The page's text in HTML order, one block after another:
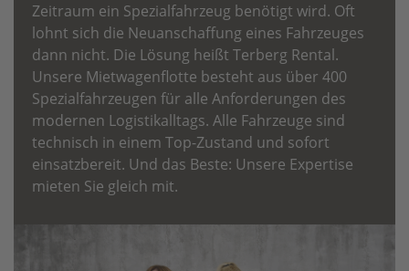
Zeitraum ein Spezialfahrzeug benötigt wird. Oft
lohnt sich die Neuanschaffung eines Fahrzeuges
dann nicht. Die Lösung heißt Terberg Rental.
Unsere Mietwagenflotte besteht aus über 400
Spezialfahrzeugen für alle Anforderungen des
modernen Logistikalltags. Alle Fahrzeuge sind
technisch in einem Top-Zustand und sofort
einsatzbereit. Und das Beste: Unsere Expertise
mieten Sie gleich mit.